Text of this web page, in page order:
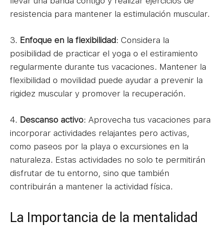
resistencia para mantener la estimulación muscular.
3. Enfoque en la flexibilidad: Considera la
posibilidad de practicar el yoga o el estiramiento
regularmente durante tus vacaciones. Mantener la
flexibilidad o movilidad puede ayudar a prevenir la
rigidez muscular y promover la recuperación.
4. Descanso activo: Aprovecha tus vacaciones para
incorporar actividades relajantes pero activas,
como paseos por la playa o excursiones en la
naturaleza. Estas actividades no solo te permitirán
disfrutar de tu entorno, sino que también
contribuirán a mantener la actividad física.
La Importancia de la mentalidad